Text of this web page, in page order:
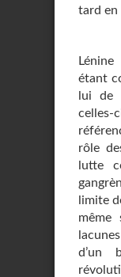
tard en
étant
lui de
rôle
lutte
limite
même
d’un